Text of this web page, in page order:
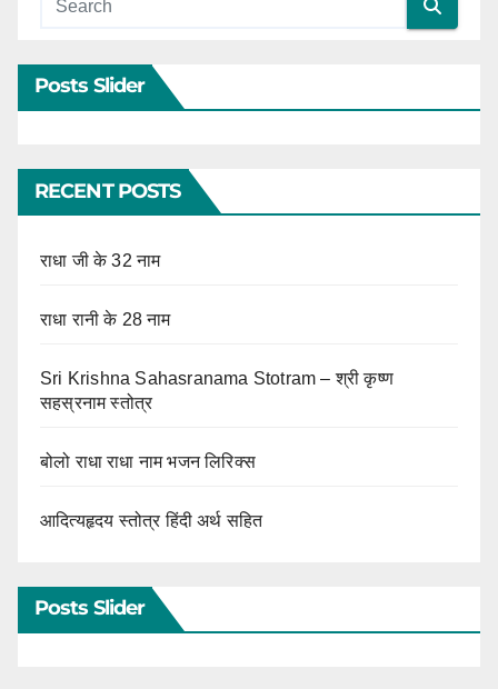
Posts Slider
RECENT POSTS
राधा जी के 32 नाम
राधा रानी के 28 नाम
Sri Krishna Sahasranama Stotram – श्री कृष्ण
सहस्रनाम स्तोत्र
बोलो राधा राधा नाम भजन लिरिक्स
आदित्यहृदय स्तोत्र हिंदी अर्थ सहित
Posts Slider